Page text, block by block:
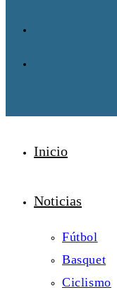
Inicio
Noticias
Fútbol
Basquet
Ciclismo